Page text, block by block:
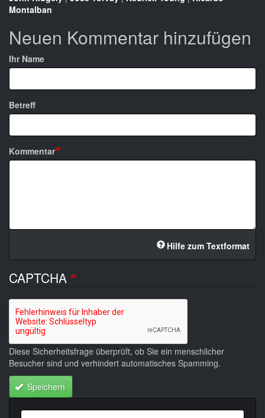
Montalban
Neuen Kommentar hinzufügen
Ihr Name
Betreff
Kommentar
Hilfe zum Textformat
CAPTCHA
Diese Sicherheitsfrage überprüft, ob Sie ein menschlicher
Besucher sind und verhindert automatisches Spamming.
Speichern